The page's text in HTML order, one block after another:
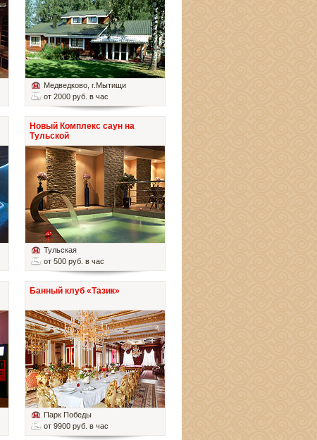
Медведково , г.Мытищи
от 2000 руб. в час
Новый Комплекс саун на
Тульской
Тульская
от 500 руб. в час
Банный клуб «Тазик»
Парк Победы
от 9900 руб. в час